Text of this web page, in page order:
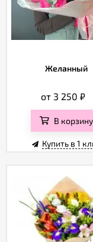
Желанный
от 3 250 ₽
В корзину
Купить в 1